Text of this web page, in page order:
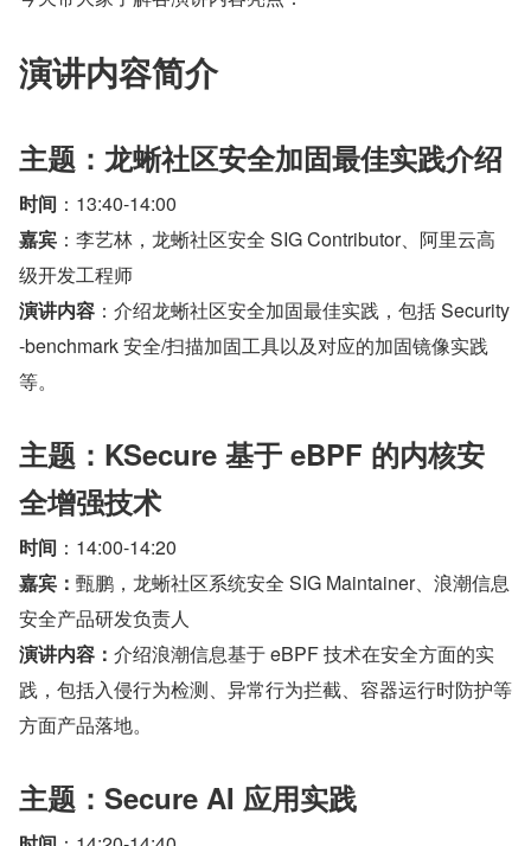
演讲内容简介
主题：龙蜥社区安全加固最佳实践介绍
时间 ：13:40-14:00
嘉宾 ：李艺林，龙蜥社区安全 SIG Contributor、阿里云高
级开发工程师
演讲内容 ：介绍龙蜥社区安全加固最佳实践，包括 Security
-benchmark 安全/扫描加固工具以及对应的加固镜像实践
等。
主题：KSecure 基于 eBPF 的内核安
全增强技术
时间 ：14:00-14:20
嘉宾： 甄鹏，龙蜥社区系统安全 SIG Maintainer、浪潮信息
安全产品研发负责人
演讲内容： 介绍浪潮信息基于 eBPF 技术在安全方面的实
践，包括入侵行为检测、异常行为拦截、容器运行时防护等
方面产品落地。
主题：Secure AI 应用实践